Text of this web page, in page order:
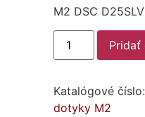
M2 DSC
Pridať
Katalógové číslo:
dotyky M2